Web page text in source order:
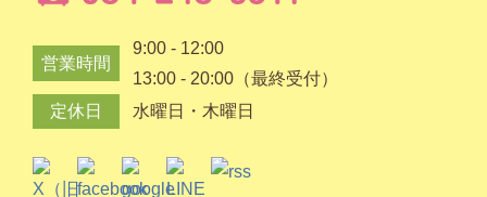
営業時間
9:00 - 12:00
13:00 - 20:00（最終受付）
定休日
水曜日・木曜日